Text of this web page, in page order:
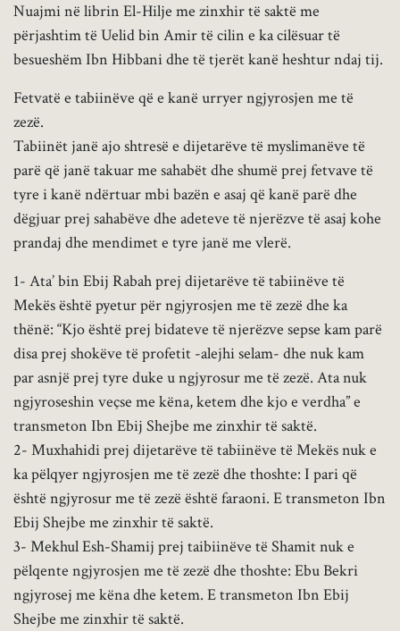
Nuajmi në librin El-Hilje me zinxhir të saktë me
përjashtim të Uelid bin Amir të cilin e ka cilësuar të
besueshëm Ibn Hibbani dhe të tjerët kanë heshtur ndaj tij.
Fetvatë e tabiinëve që e kanë urryer ngjyrosjen me të
zezë.
Tabiinët janë ajo shtresë e dijetarëve të myslimanëve të
parë që janë takuar me sahabët dhe shumë prej fetvave të
tyre i kanë ndërtuar mbi bazën e asaj që kanë parë dhe
dëgjuar prej sahabëve dhe adeteve të njerëzve të asaj kohe
prandaj dhe mendimet e tyre janë me vlerë.
1- Ata’ bin Ebij Rabah prej dijetarëve të tabiinëve të
Mekës është pyetur për ngjyrosjen me të zezë dhe ka
thënë: “Kjo është prej bidateve të njerëzve sepse kam parë
disa prej shokëve të profetit -alejhi selam- dhe nuk kam
par asnjë prej tyre duke u ngjyrosur me të zezë. Ata nuk
ngjyroseshin veçse me këna, ketem dhe kjo e verdha” e
transmeton Ibn Ebij Shejbe me zinxhir të saktë.
2- Muxhahidi prej dijetarëve të tabiinëve të Mekës nuk e
ka pëlqyer ngjyrosjen me të zezë dhe thoshte: I pari që
është ngjyrosur me të zezë është faraoni. E transmeton Ibn
Ebij Shejbe me zinxhir të saktë.
3- Mekhul Esh-Shamij prej taibiinëve të Shamit nuk e
pëlqente ngjyrosjen me të zezë dhe thoshte: Ebu Bekri
ngjyrosej me këna dhe ketem. E transmeton Ibn Ebij
Shejbe me zinxhir të saktë.